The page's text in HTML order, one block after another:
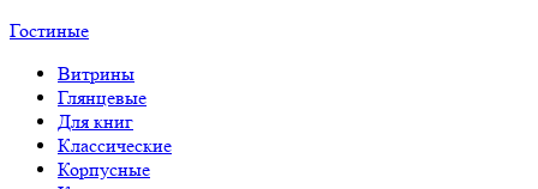
Гостиные
Витрины
Глянцевые
Для книг
Классические
Корпусные